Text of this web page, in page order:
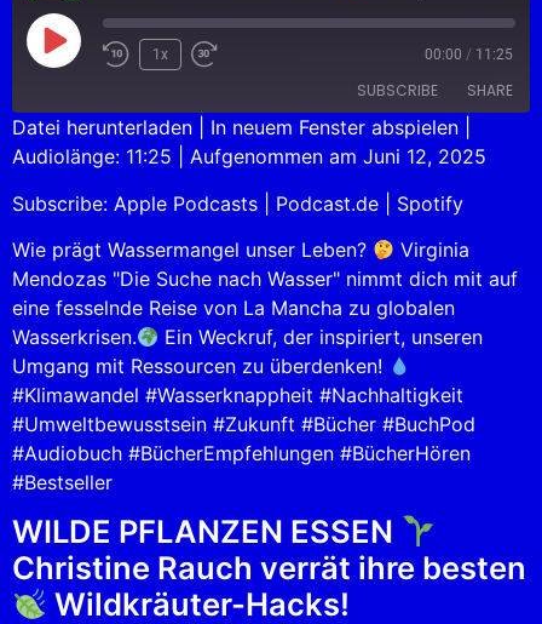
1x 00:00 / 11:25
SUBSCRIBE SHARE
Apple Podcasts Podcast.de
Spotify
RSS FEED
SHARE
LINK
EMBED
Datei herunterladen In neuem Fenster abspielen
Audiolänge: 11:25
Aufgenommen am Juni 12, 2025
Subscribe: Apple Podcasts Podcast.de
Spotify
Wie prägt Wassermangel unser Leben?
Virginia
Mendozas "Die Suche nach Wasser" nimmt dich mit auf
eine fesselnde Reise von La Mancha zu globalen
Wasserkrisen.
Ein Weckruf, der inspiriert, unseren
Umgang mit Ressourcen zu überdenken!
#Klimawandel #Wasserknappheit #Nachhaltigkeit
#Umweltbewusstsein #Zukunft #Bücher #BuchPod
#Audiobuch #BücherEmpfehlungen #BücherHören
#Bestseller
WILDE PFLANZEN ESSEN
Christine Rauch verrät ihre besten
Wildkräuter-Hacks!